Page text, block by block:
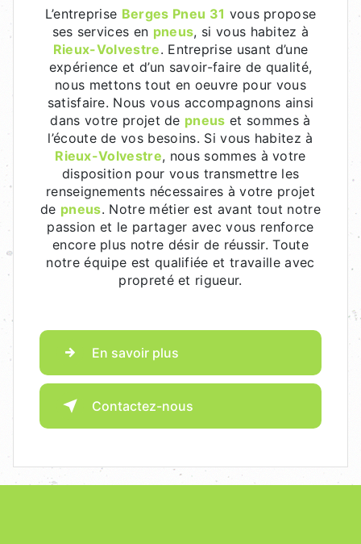
L’entreprise Berges Pneu 31 vous propose
ses services en pneus, si vous habitez à
Rieux-Volvestre. Entreprise usant d’une
expérience et d’un savoir-faire de qualité,
nous mettons tout en oeuvre pour vous
satisfaire. Nous vous accompagnons ainsi
dans votre projet de pneus et sommes à
l’écoute de vos besoins. Si vous habitez à
Rieux-Volvestre, nous sommes à votre
disposition pour vous transmettre les
renseignements nécessaires à votre projet
de pneus. Notre métier est avant tout notre
passion et le partager avec vous renforce
encore plus notre désir de réussir. Toute
notre équipe est qualifiée et travaille avec
propreté et rigueur.
En savoir plus
Contactez-nous